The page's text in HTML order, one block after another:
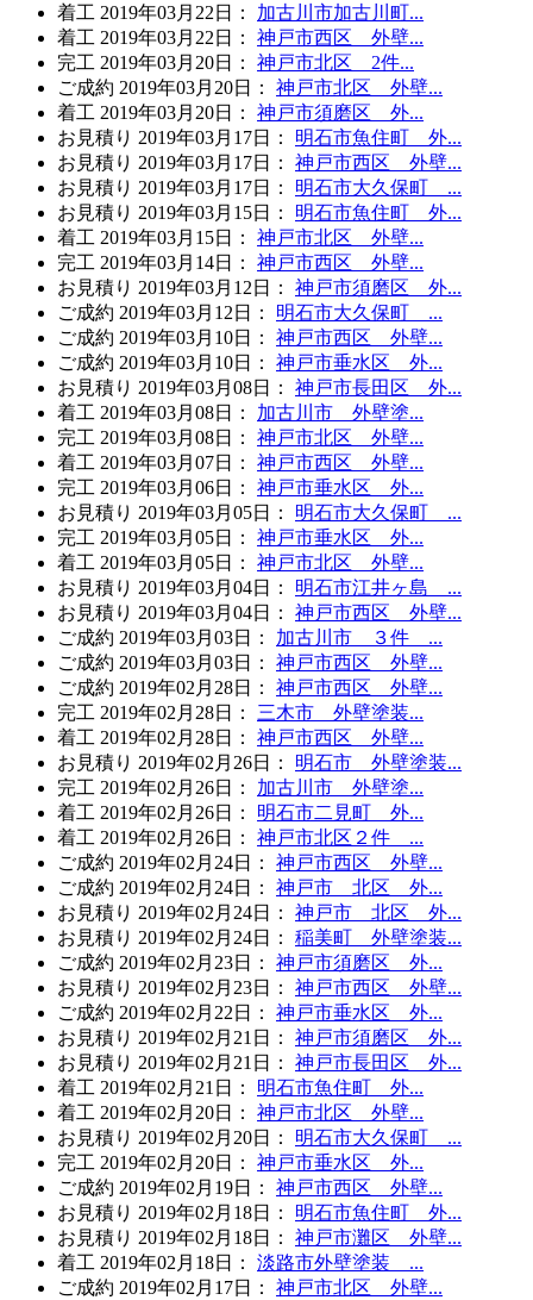
着工 2019年03月22日 ：
加古川市加古川町...
着工 2019年03月22日 ：
神戸市西区 外壁...
完工 2019年03月20日 ：
神戸市北区 2件...
ご成約 2019年03月20日 ：
神戸市北区 外壁...
着工 2019年03月20日 ：
神戸市須磨区 外...
お見積り 2019年03月17日 ：
明石市魚住町 外...
お見積り 2019年03月17日 ：
神戸市西区 外壁...
お見積り 2019年03月17日 ：
明石市大久保町 ...
お見積り 2019年03月15日 ：
明石市魚住町 外...
着工 2019年03月15日 ：
神戸市北区 外壁...
完工 2019年03月14日 ：
神戸市西区 外壁...
お見積り 2019年03月12日 ：
神戸市須磨区 外...
ご成約 2019年03月12日 ：
明石市大久保町 ...
ご成約 2019年03月10日 ：
神戸市西区 外壁...
ご成約 2019年03月10日 ：
神戸市垂水区 外...
お見積り 2019年03月08日 ：
神戸市長田区 外...
着工 2019年03月08日 ：
加古川市 外壁塗...
完工 2019年03月08日 ：
神戸市北区 外壁...
着工 2019年03月07日 ：
神戸市西区 外壁...
完工 2019年03月06日 ：
神戸市垂水区 外...
お見積り 2019年03月05日 ：
明石市大久保町 ...
完工 2019年03月05日 ：
神戸市垂水区 外...
着工 2019年03月05日 ：
神戸市北区 外壁...
お見積り 2019年03月04日 ：
明石市江井ヶ島 ...
お見積り 2019年03月04日 ：
神戸市西区 外壁...
ご成約 2019年03月03日 ：
加古川市 ３件 ...
ご成約 2019年03月03日 ：
神戸市西区 外壁...
ご成約 2019年02月28日 ：
神戸市西区 外壁...
完工 2019年02月28日 ：
三木市 外壁塗装...
着工 2019年02月28日 ：
神戸市西区 外壁...
お見積り 2019年02月26日 ：
明石市 外壁塗装...
完工 2019年02月26日 ：
加古川市 外壁塗...
着工 2019年02月26日 ：
明石市二見町 外...
着工 2019年02月26日 ：
神戸市北区２件 ...
ご成約 2019年02月24日 ：
神戸市西区 外壁...
ご成約 2019年02月24日 ：
神戸市 北区 外...
お見積り 2019年02月24日 ：
神戸市 北区 外...
お見積り 2019年02月24日 ：
稲美町 外壁塗装...
ご成約 2019年02月23日 ：
神戸市須磨区 外...
お見積り 2019年02月23日 ：
神戸市西区 外壁...
ご成約 2019年02月22日 ：
神戸市垂水区 外...
お見積り 2019年02月21日 ：
神戸市須磨区 外...
お見積り 2019年02月21日 ：
神戸市長田区 外...
着工 2019年02月21日 ：
明石市魚住町 外...
着工 2019年02月20日 ：
神戸市北区 外壁...
お見積り 2019年02月20日 ：
明石市大久保町 ...
完工 2019年02月20日 ：
神戸市垂水区 外...
ご成約 2019年02月19日 ：
神戸市西区 外壁...
お見積り 2019年02月18日 ：
明石市魚住町 外...
お見積り 2019年02月18日 ：
神戸市灘区 外壁...
着工 2019年02月18日 ：
淡路市外壁塗装 ...
ご成約 2019年02月17日 ：
神戸市北区 外壁...